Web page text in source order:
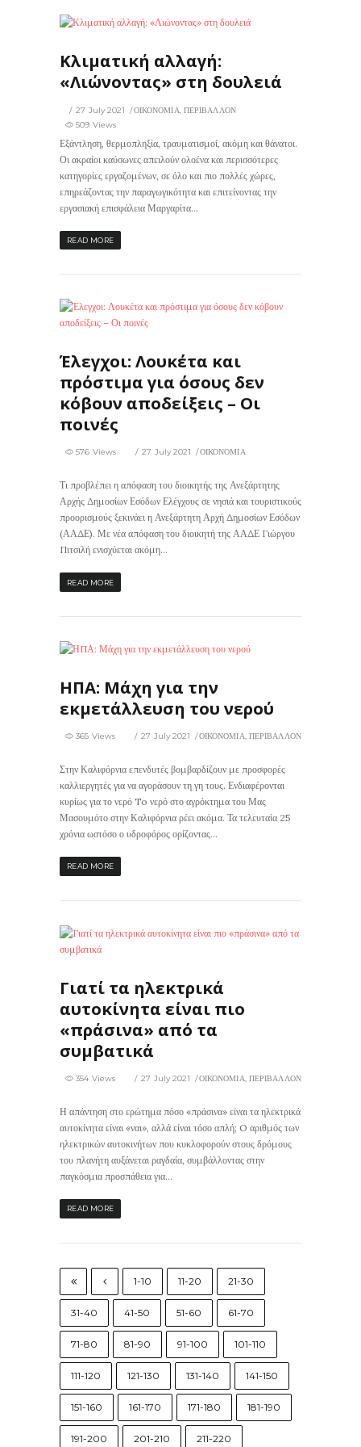
Κλιματική αλλαγή:
«Λιώνοντας» στη δουλειά
27 July 2021 ΟΙΚΟΝΟΜΙΑ, ΠΕΡΙΒΑΛΛΟΝ
509 Views
Εξάντληση, θερμοπληξία, τραυματισμοί, ακόμη και θάνατοι.
Οι ακραίοι καύσωνες απειλούν ολοένα και περισσότερες
κατηγορίες εργαζομένων, σε όλο και πιο πολλές χώρες,
επηρεάζοντας την παραγωγικότητα και επιτείνοντας την
εργασιακή επισφάλεια Μαργαρίτα...
READ MORE
Έλεγχοι: Λουκέτα και
πρόστιμα για όσους δεν
κόβουν αποδείξεις – Οι
ποινές
27 July 2021 ΟΙΚΟΝΟΜΙΑ
576 Views
Τι προβλέπει η απόφαση του διοικητής της Ανεξάρτητης
Αρχής Δημοσίων Εσόδων Ελέγχους σε νησιά και τουριστικούς
προορισμούς ξεκινάει η Ανεξάρτητη Αρχή Δημοσίων Εσόδων
(ΑΑΔΕ). Με νέα απόφαση του διοικητή της ΑΑΔΕ Γιώργου
Πιτσιλή ενισχύεται ακόμη...
READ MORE
ΗΠΑ: Μάχη για την
εκμετάλλευση του νερού
27 July 2021 ΟΙΚΟΝΟΜΙΑ, ΠΕΡΙΒΑΛΛΟΝ
365 Views
Στην Καλιφόρνια επενδυτές βομβαρδίζουν με προσφορές
καλλιεργητές για να αγοράσουν τη γη τους. Ενδιαφέρονται
κυρίως για το νερό To νερό στο αγρόκτημα του Μας
Μασουμότο στην Καλιφόρνια ρέει ακόμα. Τα τελευταία 25
χρόνια ωστόσο ο υδροφόρος ορίζοντας...
READ MORE
Γιατί τα ηλεκτρικά
αυτοκίνητα είναι πιο
«πράσινα» από τα
συμβατικά
27 July 2021 ΟΙΚΟΝΟΜΙΑ, ΠΕΡΙΒΑΛΛΟΝ
354 Views
Η απάντηση στο ερώτημα πόσο «πράσινα» είναι τα ηλεκτρικά
αυτοκίνητα είναι «ναι», αλλά είναι τόσο απλή; O αριθμός των
ηλεκτρικών αυτοκινήτων που κυκλοφορούν στους δρόμους
του πλανήτη αυξάνεται ραγδαία, συμβάλλοντας στην
παγκόσμια προσπάθεια για...
READ MORE
1-10 11-20 21-30
31-40 41-50 51-60 61-70
71-80 81-90 91-100 101-110
111-120 121-130 131-140 141-150
151-160 161-170 171-180 181-190
191-200 201-210 211-220